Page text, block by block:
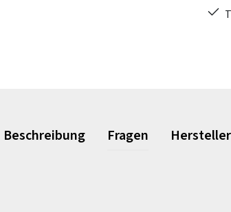
Beschreibung Fragen Hersteller